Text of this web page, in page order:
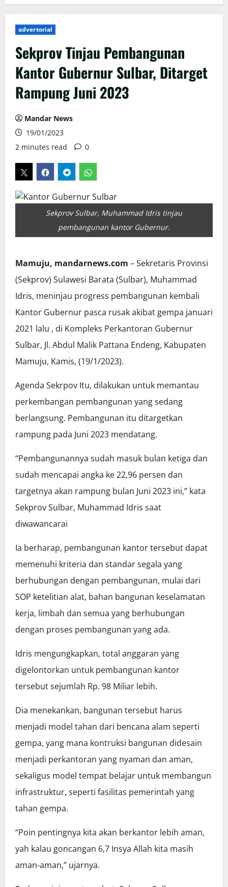
advertorial
Sekprov Tinjau Pembangunan
Kantor Gubernur Sulbar, Ditarget
Rampung Juni 2023
Mandar News
19/01/2023
2 minutes read
0
Sekprov Sulbar, Muhammad Idris tinjau
pembangunan kantor Gubernur.
Mamuju, mandarnews.com – Sekretaris Provinsi
(Sekprov) Sulawesi Barata (Sulbar), Muhammad
Idris, meninjau progress pembangunan kembali
Kantor Gubernur pasca rusak akibat gempa januari
2021 lalu , di Kompleks Perkantoran Gubernur
Sulbar, Jl. Abdul Malik Pattana Endeng, Kabupaten
Mamuju, Kamis, (19/1/2023).
Agenda Sekrpov Itu, dilakukan untuk memantau
perkembangan pembangunan yang sedang
berlangsung. Pembangunan itu ditargetkan
rampung pada Juni 2023 mendatang.
“Pembangunannya sudah masuk bulan ketiga dan
sudah mencapai angka ke 22,96 persen dan
targetnya akan rampung bulan Juni 2023 ini,” kata
Sekprov Sulbar, Muhammad Idris saat
diwawancarai
Ia berharap, pembangunan kantor tersebut dapat
memenuhi kriteria dan standar segala yang
berhubungan dengan pembangunan, mulai dari
SOP ketelitian alat, bahan bangunan keselamatan
kerja, limbah dan semua yang berhubungan
dengan proses pembangunan yang ada.
Idris mengungkapkan, total anggaran yang
digelontorkan untuk pembangunan kantor
tersebut sejumlah Rp. 98 Miliar lebih.
Dia menekankan, bangunan tersebut harus
menjadi model tahan dari bencana alam seperti
gempa, yang mana kontruksi bangunan didesain
menjadi perkantoran yang nyaman dan aman,
sekaligus model tempat belajar untuk membangun
infrastruktur, seperti fasilitas pemerintah yang
tahan gempa.
“Poin pentingnya kita akan berkantor lebih aman,
yah kalau goncangan 6,7 Insya Allah kita masih
aman-aman,” ujarnya.